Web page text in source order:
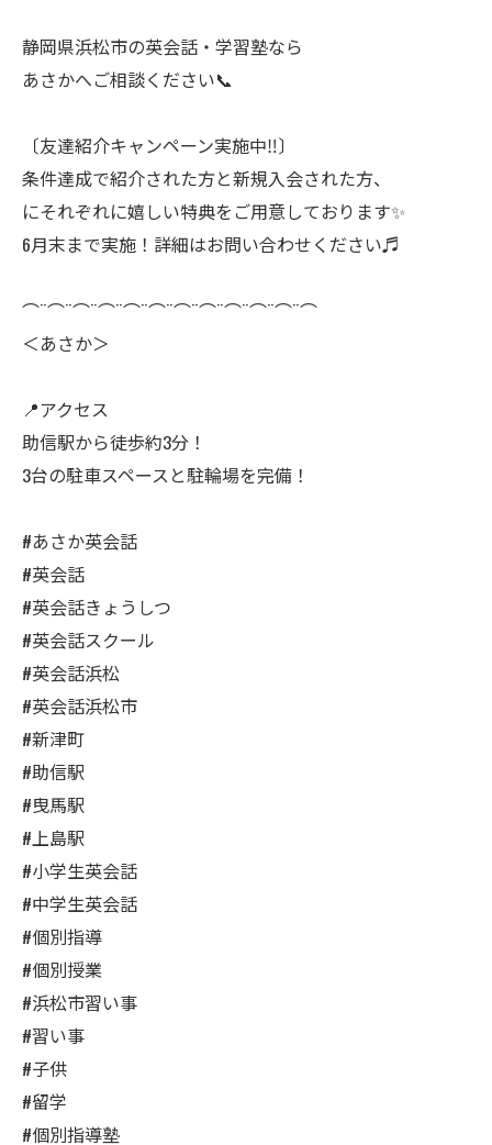
静岡県浜松市の英会話・学習塾なら
あさかへご相談ください📞
〔友達紹介キャンペーン実施中‼︎〕
条件達成で紹介された方と新規入会された方、
にそれぞれに嬉しい特典をご用意しております✨
6月末まで実施！詳細はお問い合わせください♬
⌒¨⌒¨⌒¨⌒¨⌒¨⌒¨⌒¨⌒¨⌒¨⌒¨⌒¨⌒
＜あさか＞
📍アクセス
助信駅から徒歩約3分！
3台の駐車スペースと駐輪場を完備！
#あさか英会話
#英会話
#英会話きょうしつ
#英会話スクール
#英会話浜松
#英会話浜松市
#新津町
#助信駅
#曳馬駅
#上島駅
#小学生英会話
#中学生英会話
#個別指導
#個別授業
#浜松市習い事
#習い事
#子供
#留学
#個別指導塾